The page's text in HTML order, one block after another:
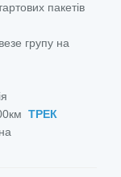
пакетів
групу на
ТРЕК